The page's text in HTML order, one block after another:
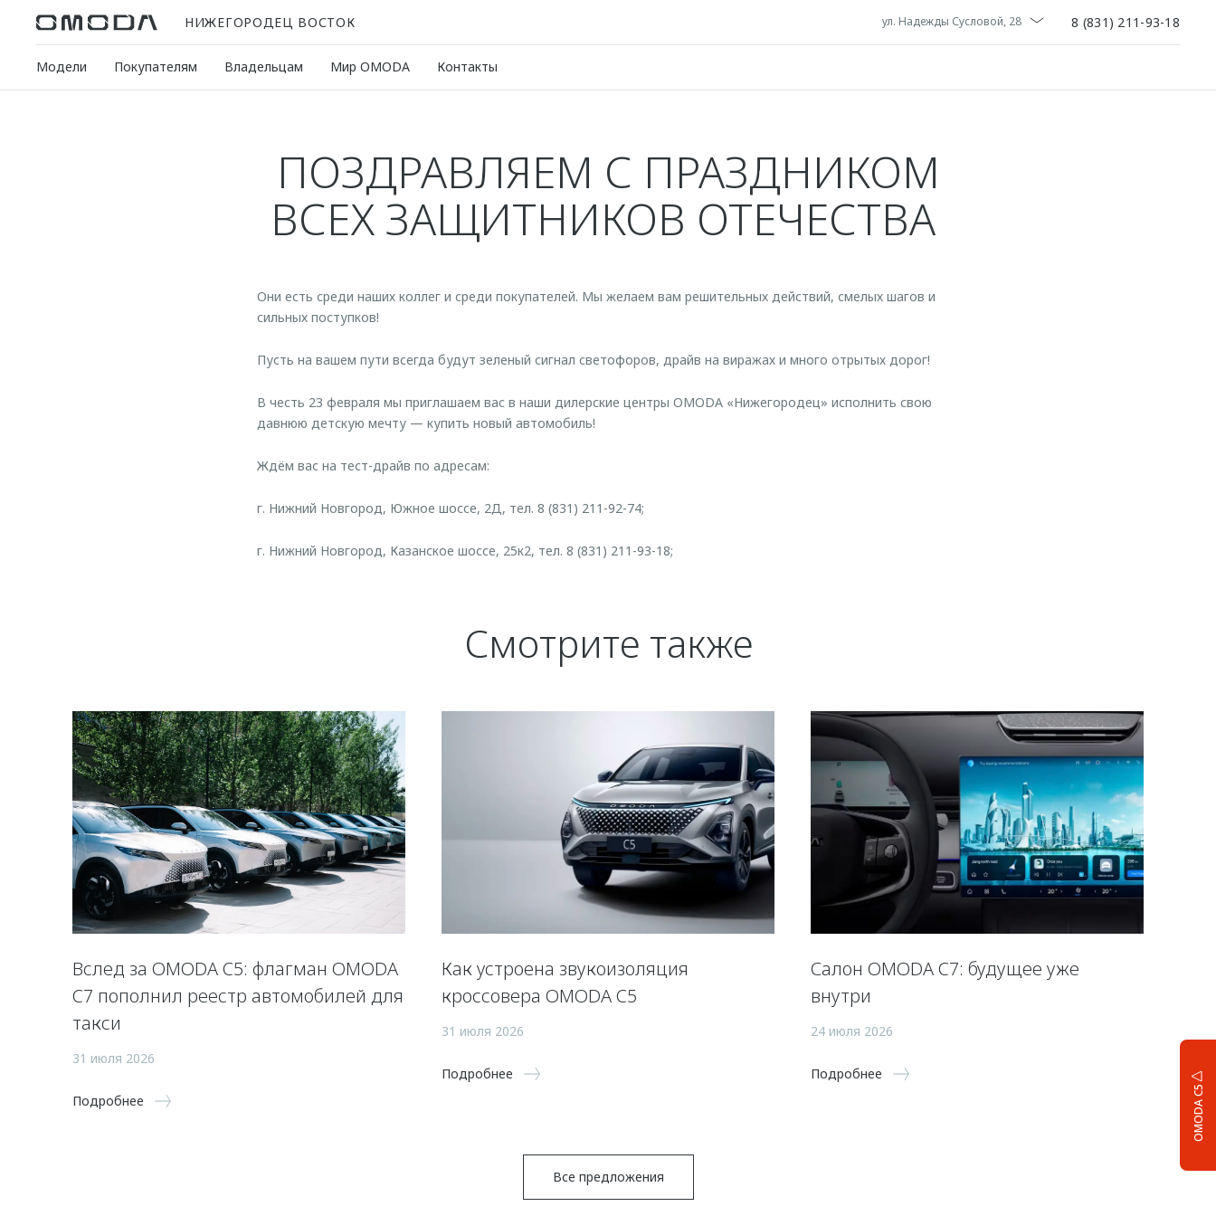
НИЖЕГОРОДЕЦ ВОСТОК ул. Надежды Сусловой, 28 8 (831) 211-93-18
Модели Покупателям Владельцам Мир OMODA Контакты
OMODA C5
ПОЗДРАВЛЯЕМ С ПРАЗДНИКОМ
ВСЕХ ЗАЩИТНИКОВ ОТЕЧЕСТВА
Они есть среди наших коллег и среди покупателей. Мы желаем вам решительных действий, смелых шагов и
сильных поступков!
Пусть на вашем пути всегда будут зеленый сигнал светофоров, драйв на виражах и много отрытых дорог!
В честь 23 февраля мы приглашаем вас в наши дилерские центры OMODA «Нижегородец» исполнить свою
давнюю детскую мечту — купить новый автомобиль!
Ждём вас на тест-драйв по адресам:
г. Нижний Новгород, Южное шоссе, 2Д, тел. 8 (831) 211-92-74;
г. Нижний Новгород, Казанское шоссе, 25к2, тел. 8 (831) 211-93-18;
Смотрите также
Вслед за OMODA C5: флагман OMODA
C7 пополнил реестр автомобилей для
такси
31 июля 2026
Подробнее
Как устроена звукоизоляция
кроссовера OMODA C5
31 июля 2026
Подробнее
Салон OMODA C7: будущее уже
внутри
24 июля 2026
Подробнее
Все предложения